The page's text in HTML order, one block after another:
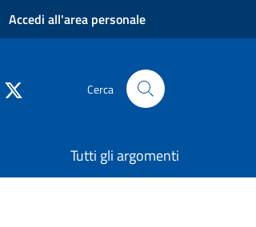
Accedi all'area personale
Cerca
Tutti gli argomenti